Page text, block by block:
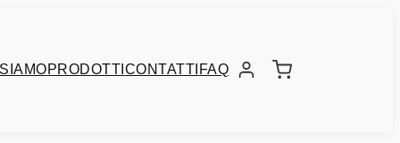
PRODOTTI CONTATTI FAQ